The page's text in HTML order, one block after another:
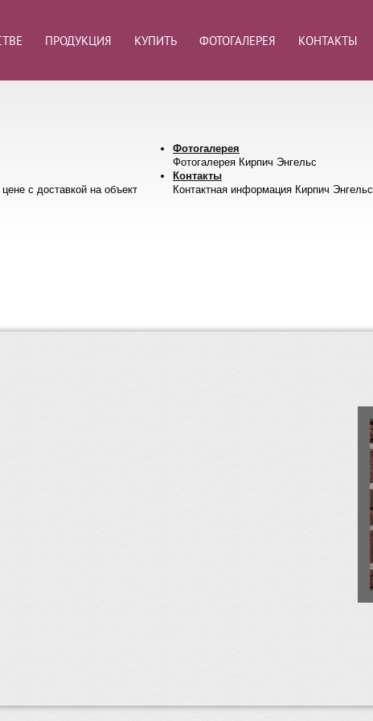
ПРОДУКЦИЯ КУПИТЬ ФОТОГАЛЕРЕЯ КОНТАКТЫ
с доставкой на объект
Фотогалерея
Фотогалерея Кирпич Энгельс
Контакты
Контактная информация Кирпич Энгельс